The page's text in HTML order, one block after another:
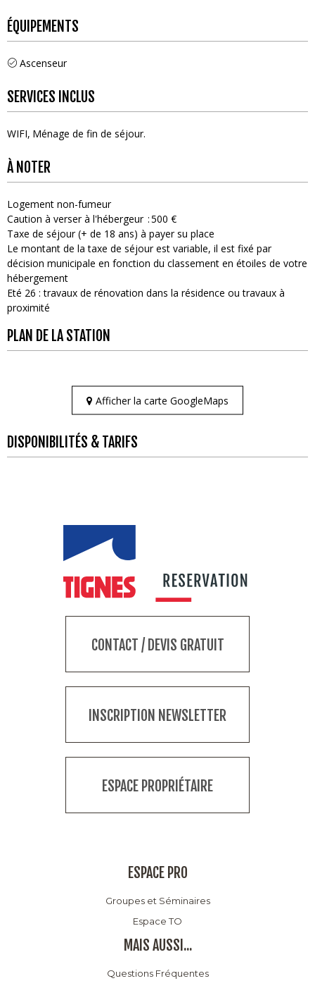
ÉQUIPEMENTS
Ascenseur
SERVICES INCLUS
WIFI Ménage de fin de séjour
À NOTER
Logement non-fumeur
Caution à verser à l'hébergeur 500 €
Taxe de séjour (+ de 18 ans) à payer su place
Le montant de la taxe de séjour est variable, il est fixé par
décision municipale en fonction du classement en étoiles de votre
hébergement
Eté 26 : travaux de rénovation dans la résidence ou travaux à
proximité
PLAN DE LA STATION
Afficher la carte GoogleMaps
DISPONIBILITÉS & TARIFS
CONTACT / DEVIS GRATUIT
INSCRIPTION NEWSLETTER
ESPACE PROPRIÉTAIRE
ESPACE PRO
Groupes et Séminaires
Espace TO
MAIS AUSSI...
Questions Fréquentes